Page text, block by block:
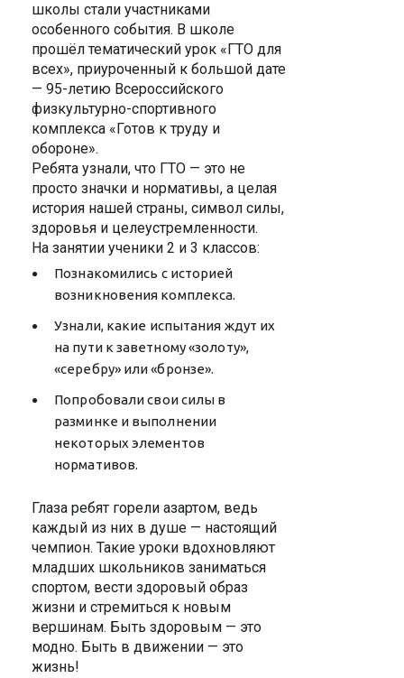
школы стали участниками
особенного события. В школе
прошёл тематический урок «ГТО для
всех», приуроченный к большой дате
— 95-летию Всероссийского
физкультурно-спортивного
комплекса «Готов к труду и
обороне».
Ребята узнали, что ГТО — это не
просто значки и нормативы, а целая
история нашей страны, символ силы,
здоровья и целеустремленности.
На занятии ученики 2 и 3 классов:
Познакомились с историей
возникновения комплекса.
Узнали, какие испытания ждут их
на пути к заветному «золоту»,
«серебру» или «бронзе».
Попробовали свои силы в
разминке и выполнении
некоторых элементов
нормативов.
Глаза ребят горели азартом, ведь
каждый из них в душе — настоящий
чемпион. Такие уроки вдохновляют
младших школьников заниматься
спортом, вести здоровый образ
жизни и стремиться к новым
вершинам. Быть здоровым — это
модно. Быть в движении — это
жизнь!